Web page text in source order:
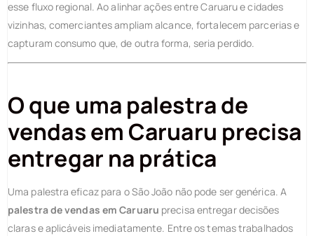
esse fluxo regional. Ao alinhar ações entre Caruaru e cidades
vizinhas, comerciantes ampliam alcance, fortalecem parcerias e
capturam consumo que, de outra forma, seria perdido.
O que uma palestra de
vendas em Caruaru precisa
entregar na prática
Uma palestra eficaz para o São João não pode ser genérica. A
palestra de vendas em Caruaru precisa entregar decisões
claras e aplicáveis imediatamente. Entre os temas trabalhados